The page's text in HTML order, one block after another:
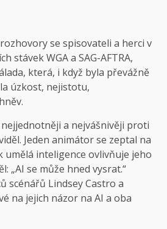
se spisovateli a herci v
stávek WGA a SAG-AFTRA,
která, i když byla převážně
úzkost, nejistotu,
a nejvášnivěji proti
Jeden animátor se zeptal na
umělá inteligence ovlivňuje jeho
„AI se může hned vysrat.“
scénářů Lindsey Castro a
na jejich názor na AI a oba